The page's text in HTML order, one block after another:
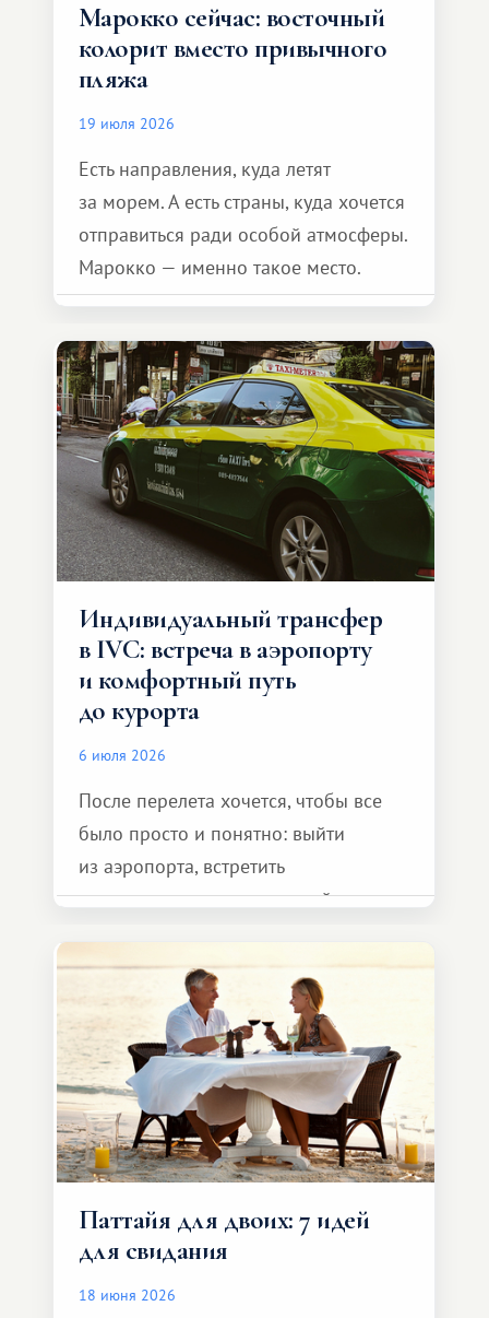
Марокко сейчас: восточный
колорит вместо привычного
пляжа
19 июля 2026
Есть направления, куда летят
за морем. А есть страны, куда хочется
отправиться ради особой атмосферы.
Марокко — именно такое место.
Индивидуальный трансфер
в IVC: встреча в аэропорту
и комфортный путь
до курорта
6 июля 2026
После перелета хочется, чтобы все
было просто и понятно: выйти
из аэропорта, встретить
представителя транспортной
и спокойно доехать до курорта.
Паттайя для двоих: 7 идей
для свидания
18 июня 2026